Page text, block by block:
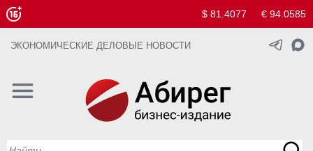
$ 81.4077 € 94.0585
ЭКОНОМИЧЕСКИЕ ДЕЛОВЫЕ НОВОСТИ